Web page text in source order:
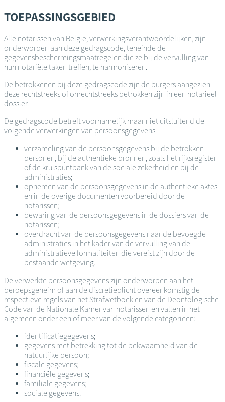
TOEPASSINGSGEBIED
Alle notarissen van België, verwerkingsverantwoordelijken, zijn
onderworpen aan deze gedragscode, teneinde de
gegevensbeschermingsmaatregelen die ze bij de vervulling van
hun notariële taken treffen, te harmoniseren.
De betrokkenen bij deze gedragscode zijn de burgers aangezien
deze rechtstreeks of onrechtstreeks betrokken zijn in een notarieel
dossier.
De gedragscode betreft voornamelijk maar niet uitsluitend de
volgende verwerkingen van persoonsgegevens:
verzameling van de persoonsgegevens bij de betrokken
personen, bij de authentieke bronnen, zoals het rijksregister
of de kruispuntbank van de sociale zekerheid en bij de
administraties;
opnemen van de persoonsgegevens in de authentieke aktes
en in de overige documenten voorbereid door de
notarissen;
bewaring van de persoonsgegevens in de dossiers van de
notarissen;
overdracht van de persoonsgegevens naar de bevoegde
administraties in het kader van de vervulling van de
administratieve formaliteiten die vereist zijn door de
bestaande wetgeving.
De verwerkte persoonsgegevens zijn onderworpen aan het
beroepsgeheim of aan de discretieplicht overeenkomstig de
respectieve regels van het Strafwetboek en van de Deontologische
Code van de Nationale Kamer van notarissen en vallen in het
algemeen onder een of meer van de volgende categorieën:
identificatiegegevens;
gegevens met betrekking tot de bekwaamheid van de
natuurlijke persoon;
fiscale gegevens;
financiële gegevens;
familiale gegevens;
sociale gegevens.